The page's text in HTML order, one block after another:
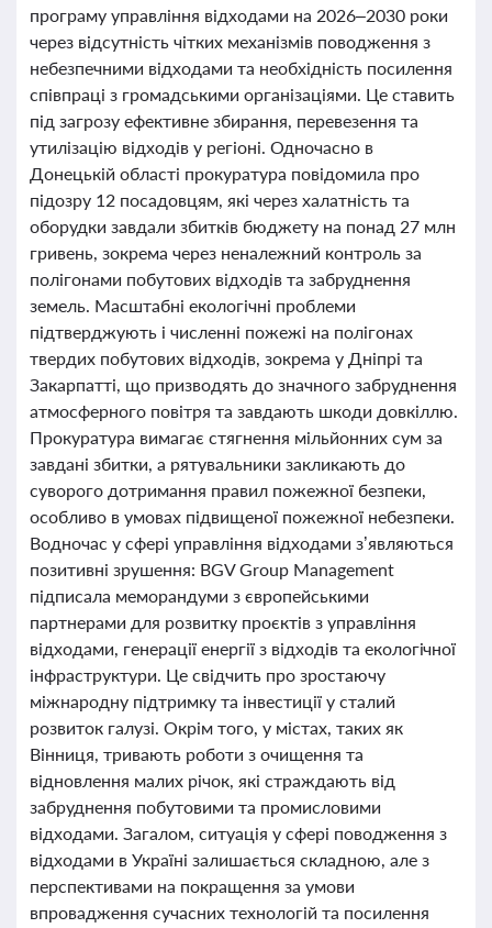
програму управління відходами на 2026–2030 роки
через відсутність чітких механізмів поводження з
небезпечними відходами та необхідність посилення
співпраці з громадськими організаціями. Це ставить
під загрозу ефективне збирання, перевезення та
утилізацію відходів у регіоні. Одночасно в
Донецькій області прокуратура повідомила про
підозру 12 посадовцям, які через халатність та
оборудки завдали збитків бюджету на понад 27 млн
гривень, зокрема через неналежний контроль за
полігонами побутових відходів та забруднення
земель. Масштабні екологічні проблеми
підтверджують і численні пожежі на полігонах
твердих побутових відходів, зокрема у Дніпрі та
Закарпатті, що призводять до значного забруднення
атмосферного повітря та завдають шкоди довкіллю.
Прокуратура вимагає стягнення мільйонних сум за
завдані збитки, а рятувальники закликають до
суворого дотримання правил пожежної безпеки,
особливо в умовах підвищеної пожежної небезпеки.
Водночас у сфері управління відходами з’являються
позитивні зрушення: BGV Group Management
підписала меморандуми з європейськими
партнерами для розвитку проєктів з управління
відходами, генерації енергії з відходів та екологічної
інфраструктури. Це свідчить про зростаючу
міжнародну підтримку та інвестиції у сталий
розвиток галузі. Окрім того, у містах, таких як
Вінниця, тривають роботи з очищення та
відновлення малих річок, які страждають від
забруднення побутовими та промисловими
відходами. Загалом, ситуація у сфері поводження з
відходами в Україні залишається складною, але з
перспективами на покращення за умови
впровадження сучасних технологій та посилення